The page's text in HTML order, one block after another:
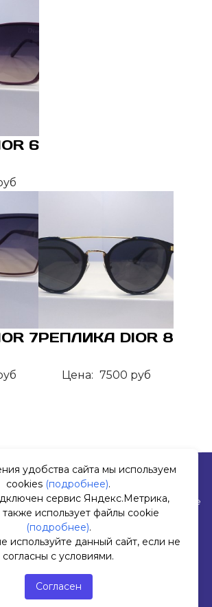
6
7РЕПЛИКА DIOR 8
Цена: 7500 руб
«Окуляр». Все права защищены.
удобства сайта мы используем
cookies (подробнее).
сервис Яндекс.Метрика,
использует файлы cookie
(подробнее).
используйте данный сайт, если не
согласны с условиями.
Согласен
на данном сайте вы подтверждаете
и соглашаетесь на обработку
в соответствии с
данных Яндекс.Метрика |Политика
данных
данный сайт, если не согласны с
(лицензия Free, требуется атрибуция)